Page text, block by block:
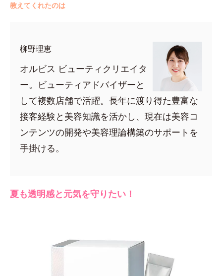
教えてくれたのは
柳野理恵
オルビス ビューティクリエイタ
ー。ビューティアドバイザーと
して複数店舗で活躍。長年に渡り得た豊富な
接客経験と美容知識を活かし、現在は美容コ
ンテンツの開発や美容理論構築のサポートを
手掛ける。
夏も透明感と元気を守りたい！